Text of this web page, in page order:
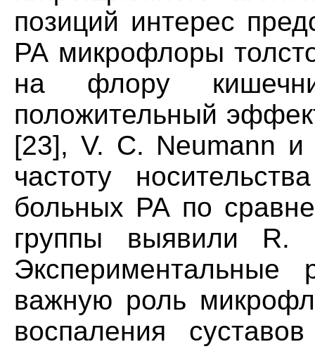
позиций интерес
РА микрофлоры
на флору
положительный
[23], V. С. Neumann и
частоту
больных РА по
группы выявили R.
Экспериментальные
важную роль
воспаления